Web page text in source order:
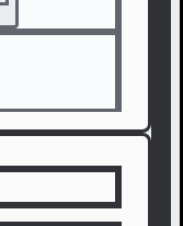
してき
どれど
し脅か
ろうと